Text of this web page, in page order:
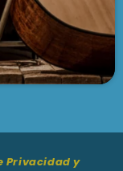
Privacidad y